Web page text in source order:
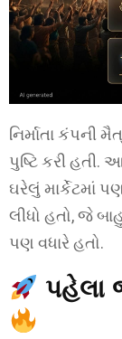
નિર્માતા કંપની
પુષ્ટિ કરી હતી.
ઘરેલું માર્કેટમાં
લીધો હતો, જે
પણ વધારે હતો.
પહેલા